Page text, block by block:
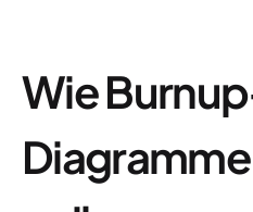
Wie